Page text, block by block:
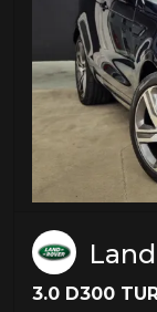
3.0 D300